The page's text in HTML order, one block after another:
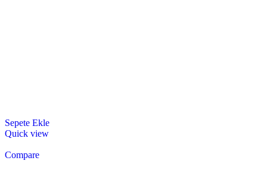
Sepete Ekle
Quick view
Compare